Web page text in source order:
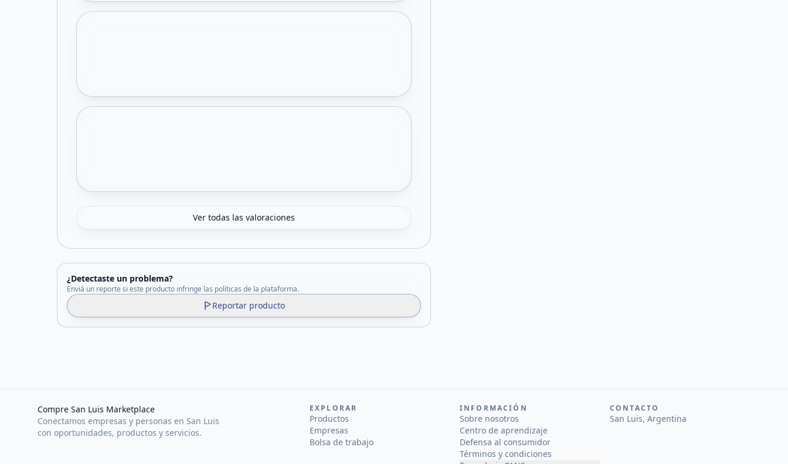
Ver todas las valoraciones
¿Detectaste un problema?
Enviá un reporte si este producto infringe las políticas de la plataforma.
Reportar producto
Compre San Luis Marketplace
Conectamos empresas y personas en San Luis
con oportunidades, productos y servicios.
EXPLORAR
Productos
Empresas
Bolsa de trabajo
INFORMACIÓN
Sobre nosotros
Centro de aprendizaje
Defensa al consumidor
Términos y condiciones
CONTACTO
San Luis, Argentina